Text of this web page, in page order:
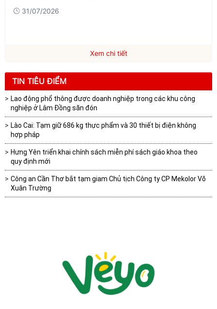
31/07/2026
Xem chi tiết
TIN TIÊU ĐIỂM
Lao động phổ thông được doanh nghiệp trong các khu công
nghiệp ở Lâm Đồng săn đón
Lào Cai: Tạm giữ 686 kg thực phẩm và 30 thiết bị điện không
hợp pháp
Hưng Yên triển khai chính sách miễn phí sách giáo khoa theo
quy định mới
Công an Cần Thơ bắt tạm giam Chủ tịch Công ty CP Mekolor Võ
Xuân Trường